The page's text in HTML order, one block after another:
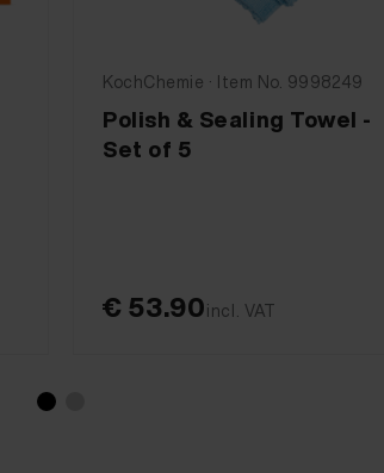
KochChemie · Item No. 9998249
Polish & Sealing Towel -
Set of 5
€ 53.90incl. VAT